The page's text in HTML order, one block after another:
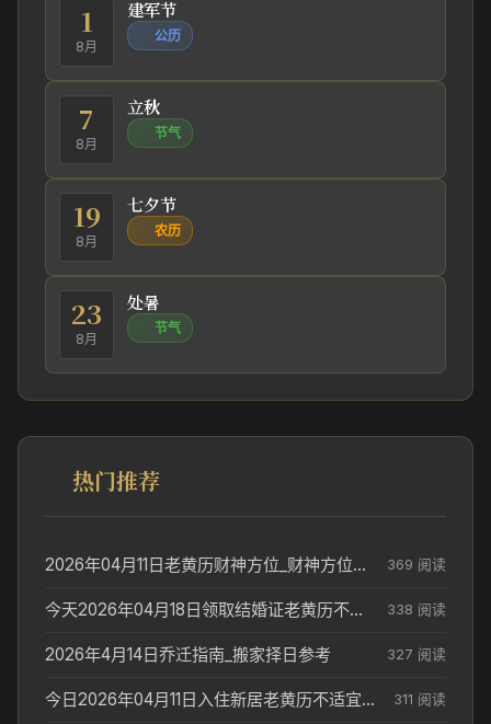
1
8月
建军节
公历
7
8月
立秋
节气
19
8月
七夕节
农历
23
8月
处暑
节气
热门推荐
2026年04月11日老黄历财神方位_财神方位与供奉讲究 369 阅读
今天2026年04月18日领取结婚证老黄历不适合吗_领证日期参考 338 阅读
2026年4月14日乔迁指南_搬家择日参考 327 阅读
今日2026年04月11日入住新居老黄历不适宜吗_搬家择日参考 311 阅读